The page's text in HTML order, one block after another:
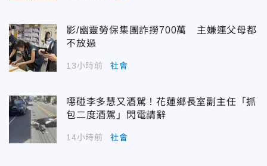
影/幽靈勞保集團詐撈700萬 主嫌連父母都
不放過
13小時前 社會
噁碰李多慧又酒駕！花蓮鄉長室副主任「抓
包二度酒駕」閃電請辭
14小時前 社會